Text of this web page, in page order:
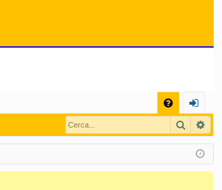
Q
og
in
Cerca